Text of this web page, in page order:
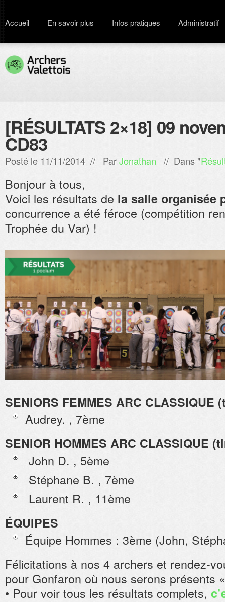
Accueil En savoir plus Infos pratiques Administratif
[RÉSULTATS 2×18] 09
CD83
Posté le 11/11/2014 // ParJonathan // Dans "
Bonjour à tous,
Voici les résultats de la salle organisée
concurrence a été féroce (compétition
Trophée du Var) !
SENIORS FEMMES ARC CLASSIQUE
Audrey. , 7ème
SENIOR HOMMES ARC CLASSIQUE
John D. , 5ème
Stéphane B. , 7ème
Laurent R. , 11ème
ÉQUIPES
Équipe Hommes : 3ème (John,
Félicitations à nos 4 archers et rendez-
pour Gonfaron où nous serons présents
• Pour voir tous les résultats complets,